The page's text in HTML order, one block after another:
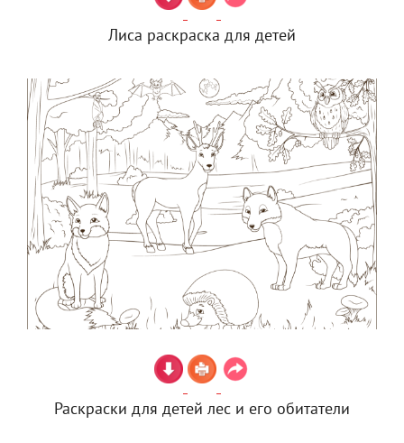
Лиса раскраска для детей
Раскраски для детей лес и его обитатели